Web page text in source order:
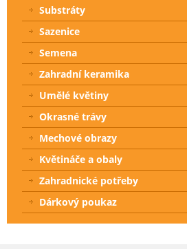
Substráty
Sazenice
Semena
Zahradní keramika
Umělé květiny
Okrasné trávy
Mechové obrazy
Květináče a obaly
Zahradnické potřeby
Dárkový poukaz